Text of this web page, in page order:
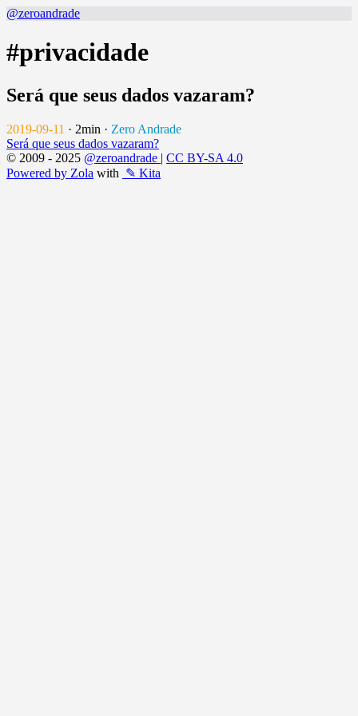
@zeroandrade
#privacidade
Será que seus dados vazaram?
2019-09-11 · 2min · Zero Andrade
Será que seus dados vazaram?
© 2009 - 2025 @zeroandrade | CC BY-SA 4.0
Powered by Zola with ✎ Kita